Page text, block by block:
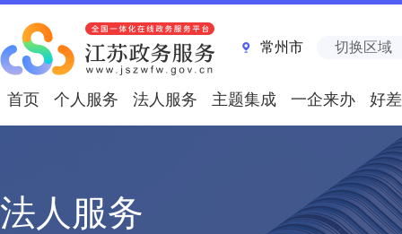
常州市 切换区域
首页 个人服务 法人服务 主题集成 一企来办 好
法人服务